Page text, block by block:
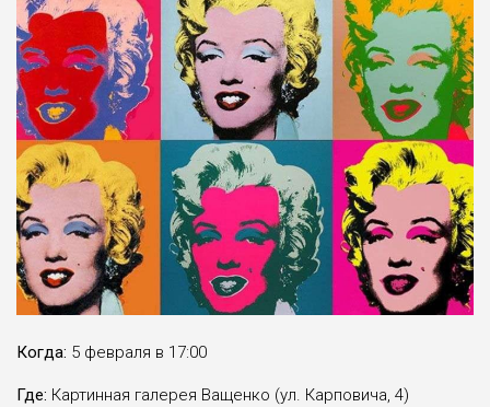
Когда: 5 февраля в 17:00
Где: Картинная галерея Ващенко (ул. Карповича, 4)